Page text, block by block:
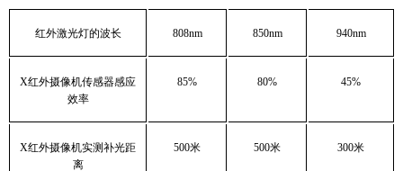
红外激光灯的波长 808nm 850nm 940nm
X红外摄像机传感器感应
效率
85% 80% 45%
X红外摄像机实测补光距
离
500米 500米 300米